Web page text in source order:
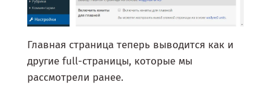
Главная страница теперь выводится как и
другие full-страницы, которые мы
рассмотрели ранее.